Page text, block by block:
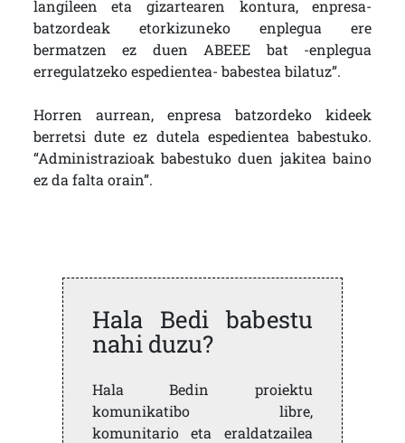
langileen eta gizartearen kontura, enpresa-
batzordeak etorkizuneko enplegua ere
bermatzen ez duen ABEEE bat -enplegua
erregulatzeko espedientea- babestea bilatuz”.
Horren aurrean, enpresa batzordeko kideek
berretsi dute ez dutela espedientea babestuko.
“Administrazioak babestuko duen jakitea baino
ez da falta orain”.
Hala Bedi babestu
nahi duzu?
Hala Bedin proiektu
komunikatibo libre,
komunitario eta eraldatzailea